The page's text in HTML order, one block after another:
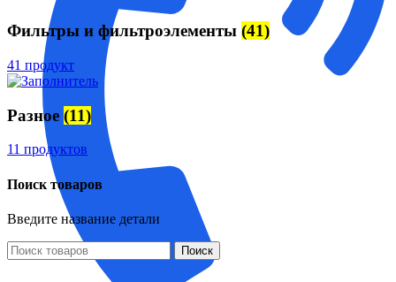
Фильтры и фильтроэлементы (41)
41 продукт
Разное (11)
11 продуктов
Поиск товаров
Введите название детали
Поиск